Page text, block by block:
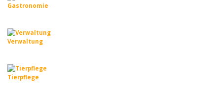
Gastronomie
Verwaltung
Tierpflege